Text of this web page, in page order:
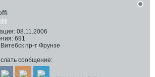
08.11.2006
691
Витебск пр-т Фрунзе
сообщение: